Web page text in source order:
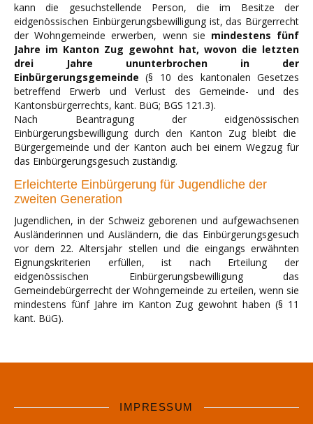
kann die gesuchstellende Person, die im Besitze der
eidgenössischen Einbürgerungsbewilligung ist, das Bürgerrecht
der Wohngemeinde erwerben, wenn sie mindestens fünf
Jahre im Kanton Zug gewohnt hat, wovon die letzten
drei Jahre ununterbrochen in der
Einbürgerungsgemeinde (§ 10 des kantonalen Gesetzes
betreffend Erwerb und Verlust des Gemeinde- und des
Kantonsbürgerrechts, kant. BüG; BGS 121.3).
Nach Beantragung der eidgenössischen
Einbürgerungsbewilligung durch den Kanton Zug bleibt die
Bürgergemeinde und der Kanton auch bei einem Wegzug für
das Einbürgerungsgesuch zuständig.
Erleichterte Einbürgerung für Jugendliche der
zweiten Generation
Jugendlichen, in der Schweiz geborenen und aufgewachsenen
Ausländerinnen und Ausländern, die das Einbürgerungsgesuch
vor dem 22. Altersjahr stellen und die eingangs erwähnten
Eignungskriterien erfüllen, ist nach Erteilung der
eidgenössischen Einbürgerungsbewilligung das
Gemeindebürgerrecht der Wohngemeinde zu erteilen, wenn sie
mindestens fünf Jahre im Kanton Zug gewohnt haben (§ 11
kant. BüG).
IMPRESSUM